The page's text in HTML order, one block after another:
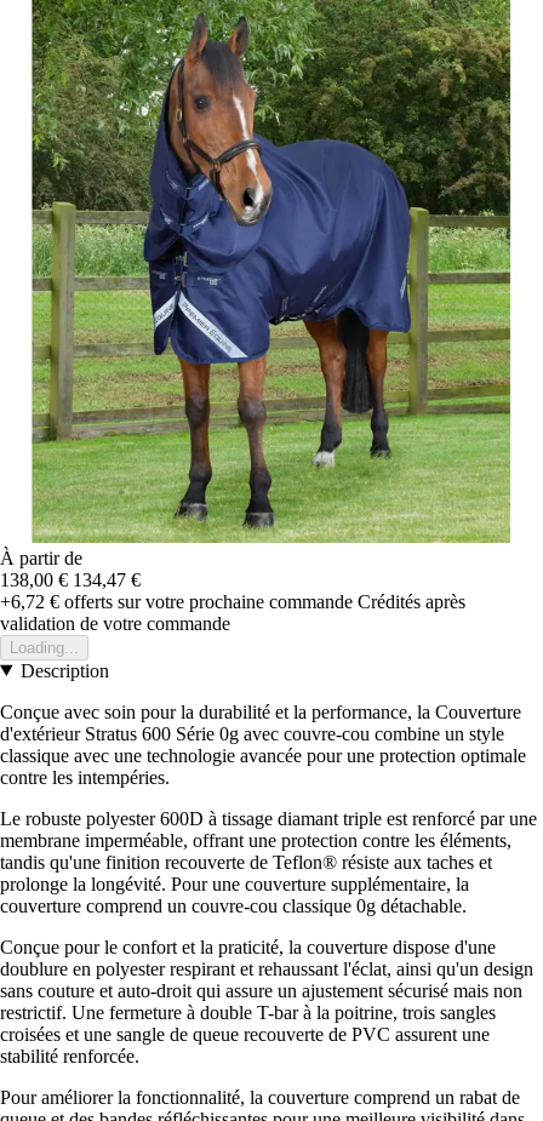
À partir de
138,00 € 134,47 €
+6,72 € offerts sur votre prochaine commande Crédités après
validation de votre commande
Loading...
Description
Conçue avec soin pour la durabilité et la performance, la Couverture
d'extérieur Stratus 600 Série 0g avec couvre-cou combine un style
classique avec une technologie avancée pour une protection optimale
contre les intempéries.
Le robuste polyester 600D à tissage diamant triple est renforcé par une
membrane imperméable, offrant une protection contre les éléments,
tandis qu'une finition recouverte de Teflon® résiste aux taches et
prolonge la longévité. Pour une couverture supplémentaire, la
couverture comprend un couvre-cou classique 0g détachable.
Conçue pour le confort et la praticité, la couverture dispose d'une
doublure en polyester respirant et rehaussant l'éclat, ainsi qu'un design
sans couture et auto-droit qui assure un ajustement sécurisé mais non
restrictif. Une fermeture à double T-bar à la poitrine, trois sangles
croisées et une sangle de queue recouverte de PVC assurent une
stabilité renforcée.
Pour améliorer la fonctionnalité, la couverture comprend un rabat de